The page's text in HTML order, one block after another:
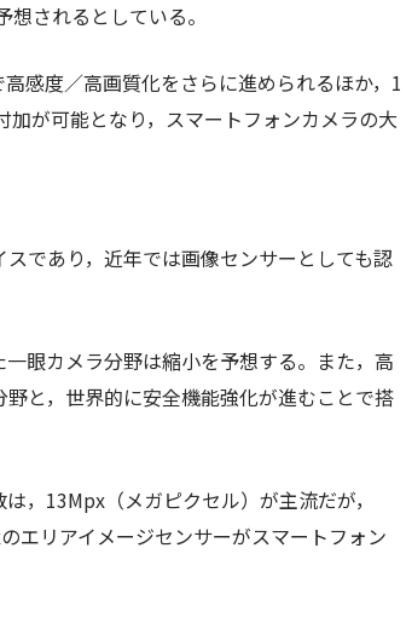
されるとしている。
感度／高画質化をさらに進められるほか，1
が可能となり，スマートフォンカメラの大
であり，近年では画像センサーとしても認
眼カメラ分野は縮小を予想する。また，高
と，世界的に安全機能強化が進むことで搭
，13Mpx（メガピクセル）が主流だが，
エリアイメージセンサーがスマートフォン